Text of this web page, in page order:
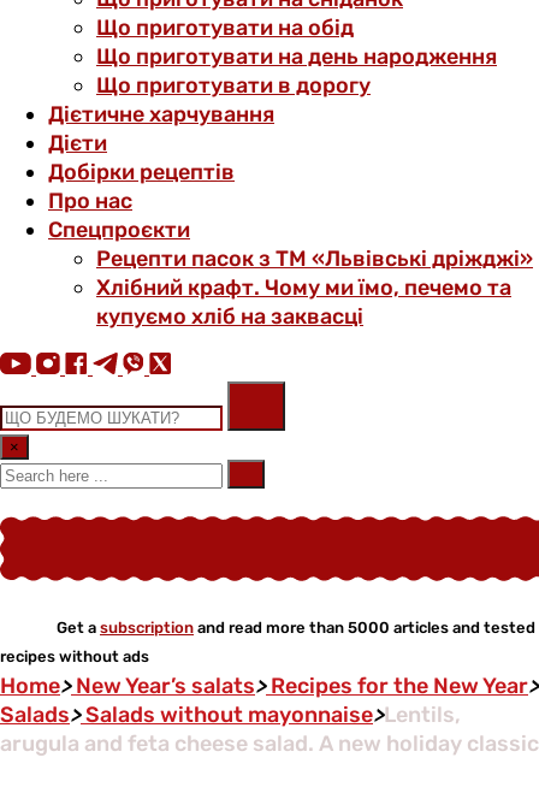
Що приготувати на обід
Що приготувати на день народження
Що приготувати в дорогу
Дієтичне харчування
Дієти
Добірки рецептів
Про нас
Спецпроєкти
Рецепти пасок з ТМ «Львівські дріжджі»
Хлібний крафт. Чому ми їмо, печемо та
купуємо хліб на заквасці
×
Get a subscription and read more than 5000 articles and tested
recipes without ads
Home>New Year’s salats>Recipes for the New Year>
Salads>Salads without mayonnaise>Lentils,
arugula and feta cheese salad. A new holiday classic